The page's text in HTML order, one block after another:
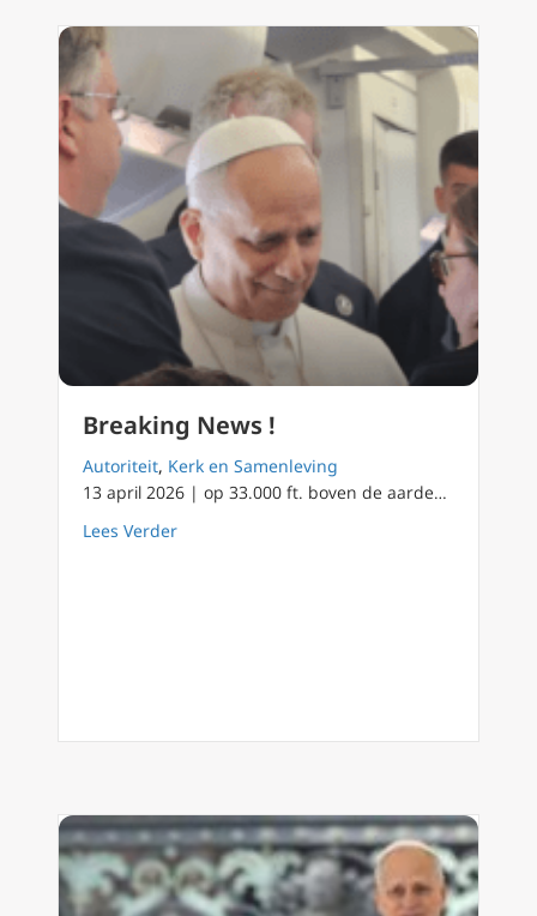
Breaking News !
Autoriteit, Kerk en Samenleving
13 april 2026 | op 33.000 ft. boven de aarde…
Lees Verderabout Breaking News !